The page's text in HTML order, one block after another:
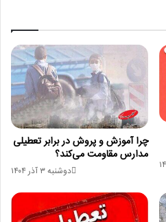
چرا آموزش و پروش در برابر تعطیلی
مدارس مقاومت می‌کند؟
دوشنبه ۳ آذر ۱۴۰۴